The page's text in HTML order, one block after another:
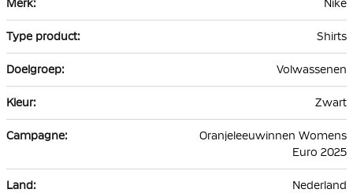
informatie
Nike
Shirts
Volwassenen
Zwart
Oranjeleeuwinnen Womens
Euro 2025
Nederland